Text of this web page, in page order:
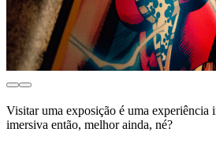
Visitar uma exposição é uma experiência
imersiva então, melhor ainda, né?